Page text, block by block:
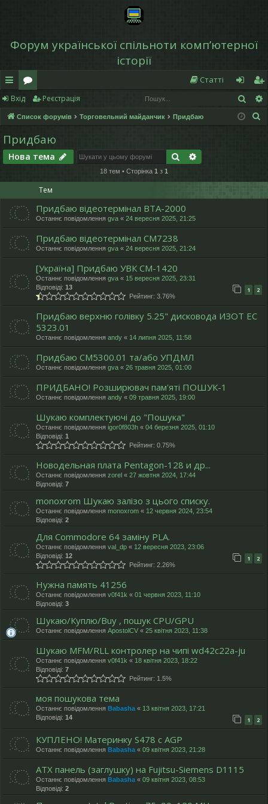
Форум української спільноти компʼютерної
історії
в
и
дк
и
д
ос
ту
п
о
ру
м
и
Статті
хі
д
еє
ст
я
Вхід Реєстрація
Список форумів Торговельний майданчик Придбаю
Придбаю
Нова тема Пошук
18 тем • Сторінка 1 з 1
Тем
Придбаю відеотермінал ВТА-2000
Останнє повідомлення gva « 24 вересня 2025, 21:25
Придбаю відеотермінал СМ7238
Останнє повідомлення gva « 24 вересня 2025, 21:24
[Україна] Придбаю УВК СМ-1420
Останнє повідомлення gva « 15 вересня 2025, 23:31
Відповіді: 13 1 2
Рейтинг: 3.76%
Придбаю верхню голівку 5.25" дисковода ИЗОТ ЕC
5323.01
Останнє повідомлення andy « 14 липня 2025, 11:58
Придбаю СМ5300.01 та/або УПДМЛ
Останнє повідомлення gva « 26 травня 2025, 01:00
ПРИДБАНО! Розширювач пам'яті ПОШУК-1
Останнє повідомлення andy « 09 травня 2025, 19:00
Шукаю комплектуючі до "Пошука"
Останнє повідомлення igor0f803h « 04 березня 2025, 01:10
Відповіді: 1
Рейтинг: 0.75%
Новодельная плата Pentagon-128 и др...
Останнє повідомлення zorel « 27 жовтня 2024, 17:44
Відповіді: 7
monoxrom Шукаю залізо з цього списку.
Останнє повідомлення monoxrom « 12 червня 2024, 23:54
Відповіді: 2
Для Commodore 64 заміну PLA.
Останнє повідомлення val_dp « 12 вересня 2023, 23:06
Відповіді: 12 1 2
Рейтинг: 2.26%
Нужна память 41256
Останнє повідомлення v0f41k « 01 червня 2023, 11:10
Відповіді: 3
Шукаю/Куплю/Buy , пошук CPU/GPU
Останнє повідомлення ApostolCV « 25 квітня 2023, 11:38
Шукаю MFM/RLL контролер на чипі wd42c22a-ju
Останнє повідомлення v0f41k « 18 квітня 2023, 18:22
Відповіді: 7
Рейтинг: 1.5%
моя пошукова тема
Останнє повідомлення Babasha « 13 квітня 2023, 17:21
Відповіді: 14 1 2
КУПЛЕНО! Материнку S478 с AGP
Останнє повідомлення Babasha « 09 квітня 2023, 21:28
ATX панель (заглушку) на Fujitsu-Siemens D1115
Останнє повідомлення Babasha « 09 квітня 2023, 08:53
Відповіді: 2